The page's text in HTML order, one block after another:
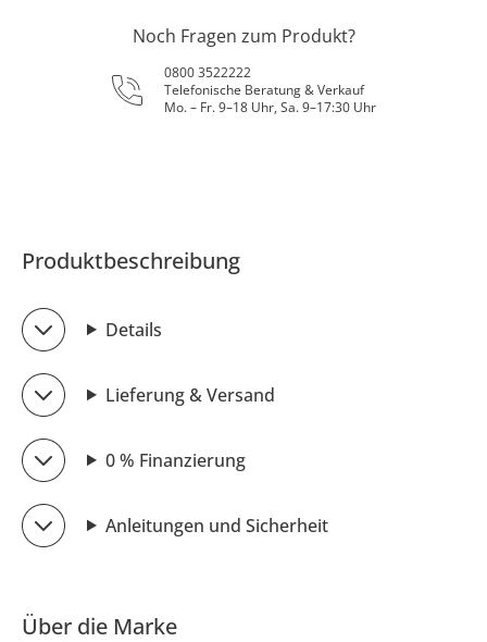
Noch Fragen zum Produkt?
0800 3522222
Telefonische Beratung & Verkauf
Mo. – Fr. 9–18 Uhr, Sa. 9–17:30 Uhr
Produktbeschreibung
Details
Lieferung & Versand
0 % Finanzierung
Anleitungen und Sicherheit
Über die Marke